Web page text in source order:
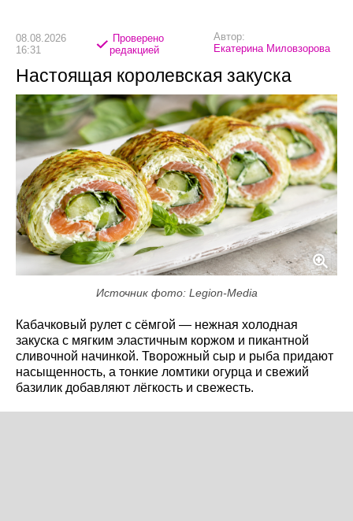
08.08.2026
16:31
Проверено
редакцией
Автор:
Екатерина Миловзорова
Настоящая королевская закуска
Источник фото: Legion-Media
Кабачковый рулет с сёмгой — нежная холодная
закуска с мягким эластичным коржом и пикантной
сливочной начинкой. Творожный сыр и рыба придают
насыщенность, а тонкие ломтики огурца и свежий
базилик добавляют лёгкость и свежесть.